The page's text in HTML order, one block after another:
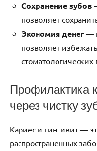
Сохранение зубов
позволяет
Экономия денег —
позволяет
стоматологических
Профилактика
через чистку
Кариес и гингивит —
распространенных